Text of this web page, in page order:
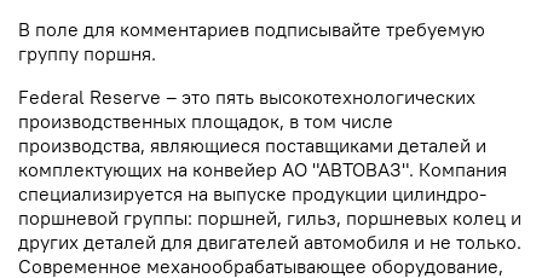
В поле для комментариев подписывайте требуемую
группу поршня.
Federal Reserve – это пять высокотехнологических
производственных площадок, в том числе
производства, являющиеся поставщиками деталей и
комплектующих на конвейер АО "АВТОВАЗ". Компания
специализируется на выпуске продукции цилиндро-
поршневой группы: поршней, гильз, поршневых колец и
других деталей для двигателей автомобиля и не только.
Современное механообрабатывающее оборудование,